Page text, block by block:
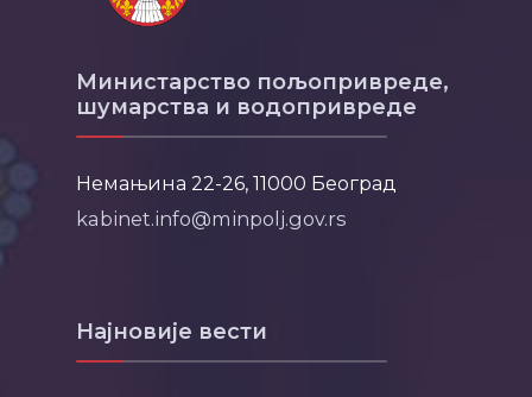
Министарство пољопривреде,
шумарства и водопривреде
Немањина 22-26, 11000 Београд
kabinet.info@minpolj.gov.rs
Најновије вести